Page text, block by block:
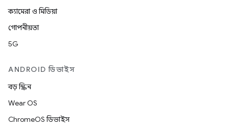
ক্যামেরা ও মিডিয়া
গোপনীয়তা
5G
ANDROID ডিভাইস
বড় স্ক্রিন
Wear OS
ChromeOS ডিভাইস